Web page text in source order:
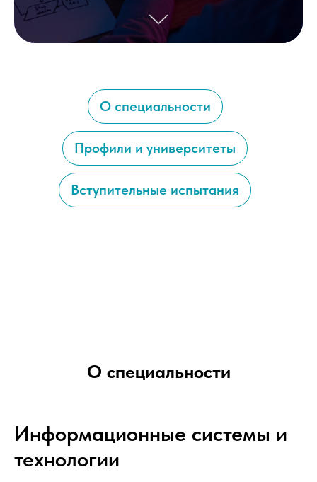
О специальности
Профили и университеты
Вступительные испытания
О специальности
Информационные системы и
технологии